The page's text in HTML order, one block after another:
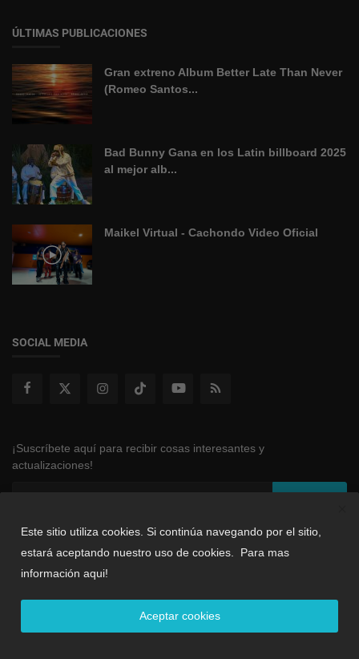
ÚLTIMAS PUBLICACIONES
Gran extreno Album Better Late Than Never
(Romeo Santos...
Bad Bunny Gana en los Latin billboard 2025
al mejor alb...
Maikel Virtual - Cachondo Video Oficial
SOCIAL MEDIA
¡Suscríbete aquí para recibir cosas interesantes y
actualizaciones!
Subscribe
Copyright 2024 Replaylatino - All Rights Reserved.
Condiciones y Terminos Sitemap Contacto
Este sitio utiliza cookies. Si continúa navegando por el sitio,
estará aceptando nuestro uso de cookies. Para mas
información aqui!
Aceptar cookies